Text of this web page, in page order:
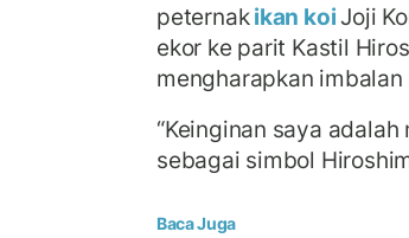
peternakikan koiJoji
ekor ke parit Kastil
mengharapkan imbalan
“Keinginan saya
sebagai simbol
Baca Juga